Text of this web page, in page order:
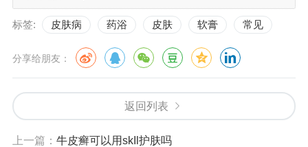
标签: 皮肤病 药浴 皮肤 软膏 常见
分享给朋友：
返回列表
上一篇： 牛皮癣可以用skIl护肤吗